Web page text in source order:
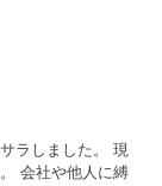
ラしました。 現
会社や他人に縛